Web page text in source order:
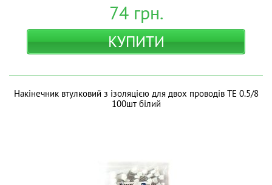
74грн.
КУПИТИ
Накінечник втулковий з ізоляцією для двох проводів TE 0.5/8
100шт білий